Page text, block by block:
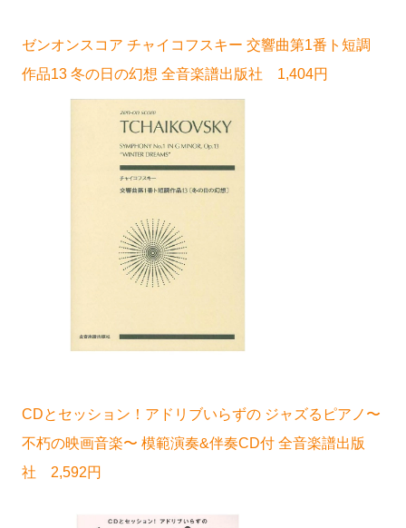
ゼンオンスコア チャイコフスキー 交響曲第1番ト短調
作品13 冬の日の幻想 全音楽譜出版社 1,404円
CDとセッション！アドリブいらずの ジャズるピアノ〜
不朽の映画音楽〜 模範演奏&伴奏CD付 全音楽譜出版
社 2,592円